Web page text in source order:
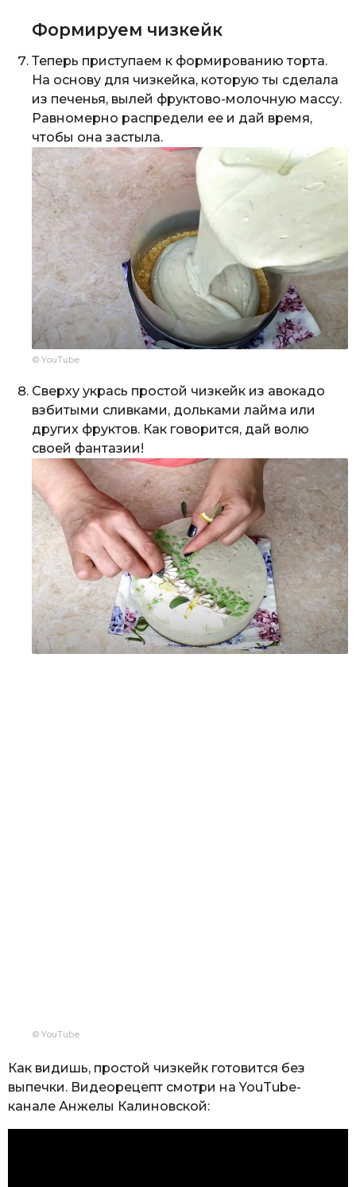
Формируем чизкейк
Теперь приступаем к формированию торта.
На основу для чизкейка, которую ты сделала
из печенья, вылей фруктово-молочную массу.
Равномерно распредели ее и дай время,
чтобы она застыла.
© YouTube
Сверху укрась простой чизкейк из авокадо
взбитыми сливками, дольками лайма или
других фруктов. Как говорится, дай волю
своей фантазии!
© YouTube
Как видишь, простой чизкейк готовится без
выпечки. Видеорецепт смотри на YouTube-
канале Анжелы Калиновской: